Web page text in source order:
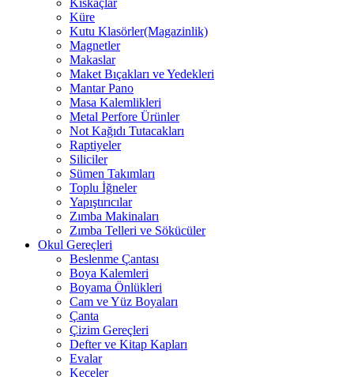
Kıskaçlar
Küre
Kutu Klasörler(Magazinlik)
Magnetler
Makaslar
Maket Bıçakları ve Yedekleri
Mantar Pano
Masa Kalemlikleri
Metal Perfore Ürünler
Not Kağıdı Tutacakları
Raptiyeler
Siliciler
Sümen Takımları
Toplu İğneler
Yapıştırıcılar
Zımba Makinaları
Zımba Telleri ve Sökücüler
Okul Gereçleri
Beslenme Çantası
Boya Kalemleri
Boyama Önlükleri
Cam ve Yüz Boyaları
Çanta
Çizim Gereçleri
Defter ve Kitap Kapları
Evalar
Keçeler